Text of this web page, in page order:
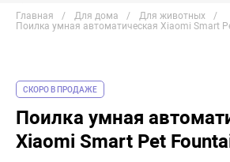
Главная Для дома
Для животных
Поилка умная автоматическая Xiaomi Smart
СКОРО В ПРОДАЖЕ
Поилка умная
Xiaomi Smart Pet